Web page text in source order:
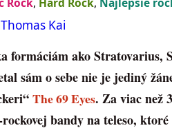
Thomas Kai
formáciám ako
sám o sebe nie je jediný
The 69 Eyes. Za viac než
bandy na teleso, ktoré